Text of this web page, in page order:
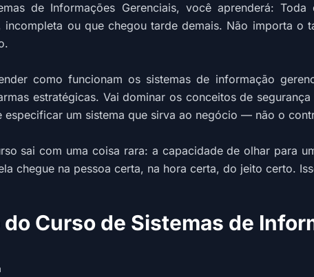
de Informações Gerenciais, você aprenderá:
incompleta ou que chegou tarde demais. Não importa
como funcionam os sistemas de informação
estratégicas. Vai dominar os conceitos de
especificar um sistema que sirva ao negócio — não o
sai com uma coisa rara: a capacidade de olhar para
chegue na pessoa certa, na hora certa, do jeito certo.
Curso de Sistemas de